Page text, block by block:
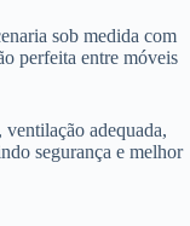
sob medida com
perfeita entre móveis
adequada,
segurança e melhor